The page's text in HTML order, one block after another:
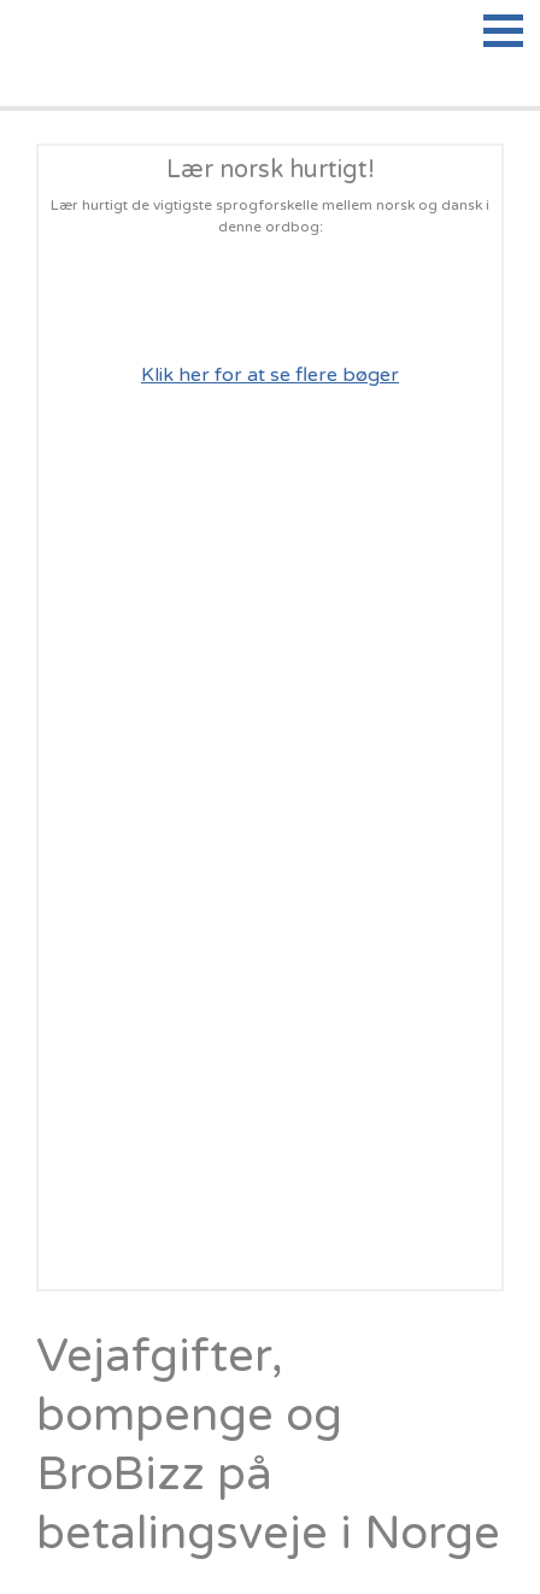
Lær norsk hurtigt!
Lær hurtigt de vigtigste sprogforskelle mellem norsk og dansk i
denne ordbog:
Klik her for at se flere bøger
Vejafgifter,
bompenge og
BroBizz på
betalingsveje i Norge